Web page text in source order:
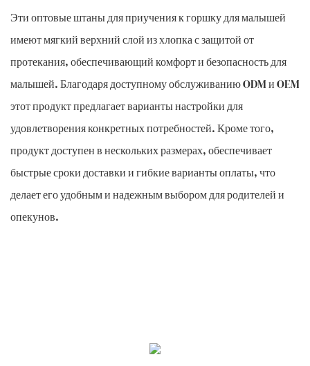
Эти оптовые штаны для приучения к горшку для малышей
имеют мягкий верхний слой из хлопка с защитой от
протекания, обеспечивающий комфорт и безопасность для
малышей. Благодаря доступному обслуживанию ODM и OEM
этот продукт предлагает варианты настройки для
удовлетворения конкретных потребностей. Кроме того,
продукт доступен в нескольких размерах, обеспечивает
быстрые сроки доставки и гибкие варианты оплаты, что
делает его удобным и надежным выбором для родителей и
опекунов.